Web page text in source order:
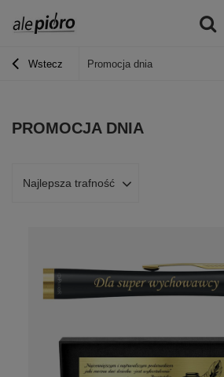
Wstecz Promocja dnia
PROMOCJA DNIA
Najlepsza trafność